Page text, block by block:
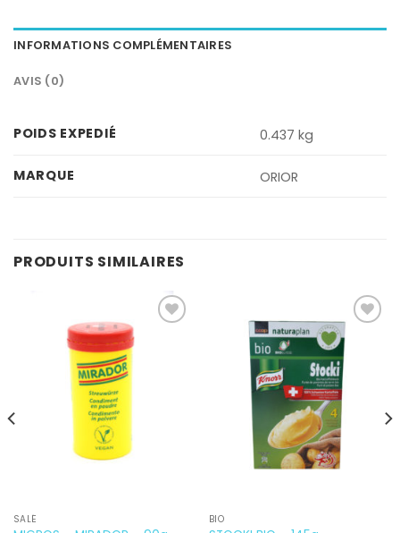
INFORMATIONS COMPLÉMENTAIRES
AVIS (0)
POIDS EXPEDIÉ 0.437 kg
MARQUE ORIOR
PRODUITS SIMILAIRES
SALÉ
Ajouter
wishlist
BIO